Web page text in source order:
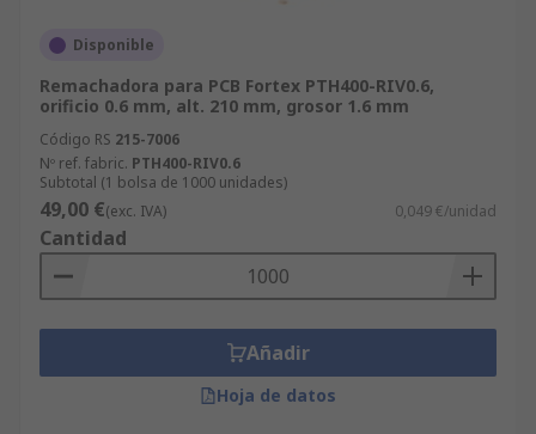
Disponible
Remachadora para PCB Fortex PTH400-RIV0.6,
orificio 0.6 mm, alt. 210 mm, grosor 1.6 mm
Código RS 215-7006
Nº ref. fabric. PTH400-RIV0.6
Subtotal (1 bolsa de 1000 unidades)
49,00 €(exc. IVA) 0,049 €/unidad
Cantidad
Añadir
Hoja de datos